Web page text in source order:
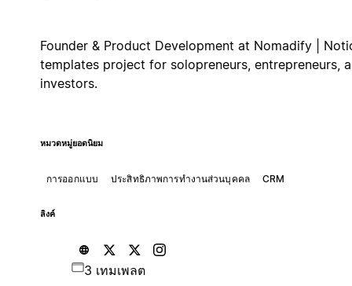
Founder & Product Development at Nomadify |
templates project for solopreneurs, entrepreneurs,
investors.
หมวดหมู่ยอดนิยม
การออกแบบ ประสิทธิภาพการทำงานส่วนบุคคล CRM
ลิงค์
3 เทมเพลต